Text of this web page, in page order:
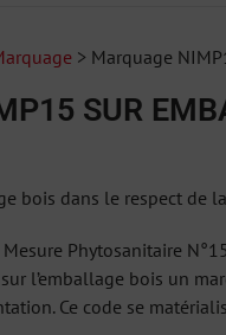
> Marquage
SUR
bois dans le respect de
Phytosanitaire
sur l’emballage bois un
Ce code se